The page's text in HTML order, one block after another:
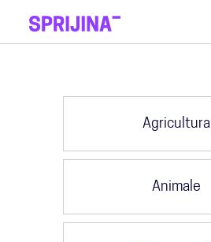
Agricultura
Animale